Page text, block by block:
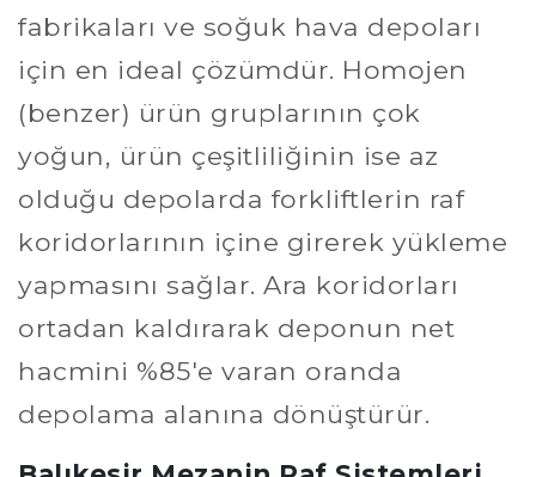
fabrikaları ve soğuk hava depoları
için en ideal çözümdür. Homojen
(benzer) ürün gruplarının çok
yoğun, ürün çeşitliliğinin ise az
olduğu depolarda forkliftlerin raf
koridorlarının içine girerek yükleme
yapmasını sağlar. Ara koridorları
ortadan kaldırarak deponun net
hacmini %85'e varan oranda
depolama alanına dönüştürür.